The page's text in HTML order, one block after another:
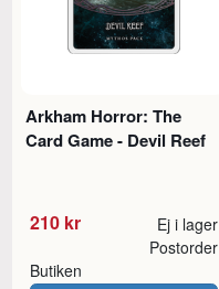
Arkham Horror: The
Card Game - Devil Reef
210 kr Ej i lager
Butiken
Postorder